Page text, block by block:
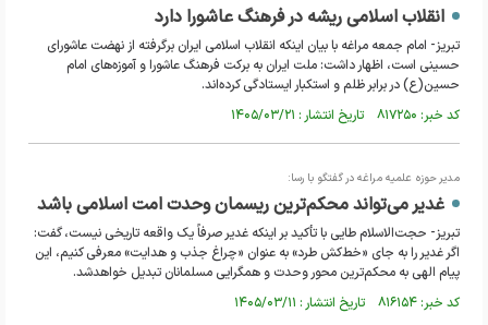
انقلاب اسلامی ریشه در فرهنگ عاشورا دارد
تبریز- امام جمعه مراغه با بیان اینکه انقلاب اسلامی ایران برگرفته از نهضت عاشورای
حسینی است، اظهار داشت: ملت ایران به برکت فرهنگ عاشورا و آموزه‌های امام
حسین(ع) در برابر ظلم و استکبار ایستادگی کرده‌اند.
کد خبر: ۸۱۷۲۵۰ تاریخ انتشار : ۱۴۰۵/۰۳/۲۱
مدیر حوزه علمیه مراغه در گفتگو با رسا:
غدیر می‌تواند محکم‌ترین ریسمان وحدت امت اسلامی باشد
تبریز- حجت‌الاسلام طایی با تأکید بر اینکه غدیر صرفاً یک واقعه تاریخی نیست، گفت:
اگر غدیر را به جای «خط‌کش طرد» به عنوان «چراغ جذب و هدایت» معرفی کنیم، این
پیام الهی به محکم‌ترین محور وحدت و همگرایی مسلمانان تبدیل خواهدشد.
کد خبر: ۸۱۶۱۵۴ تاریخ انتشار : ۱۴۰۵/۰۳/۱۱